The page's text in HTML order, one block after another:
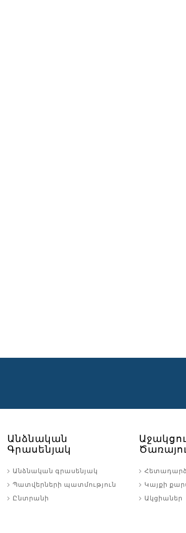
Անձնական
Գրասենյակ
Անձնական գրասենյակ
Պատվերների պատմություն
Ընտրանի
Կայքի
Ակցիաներ